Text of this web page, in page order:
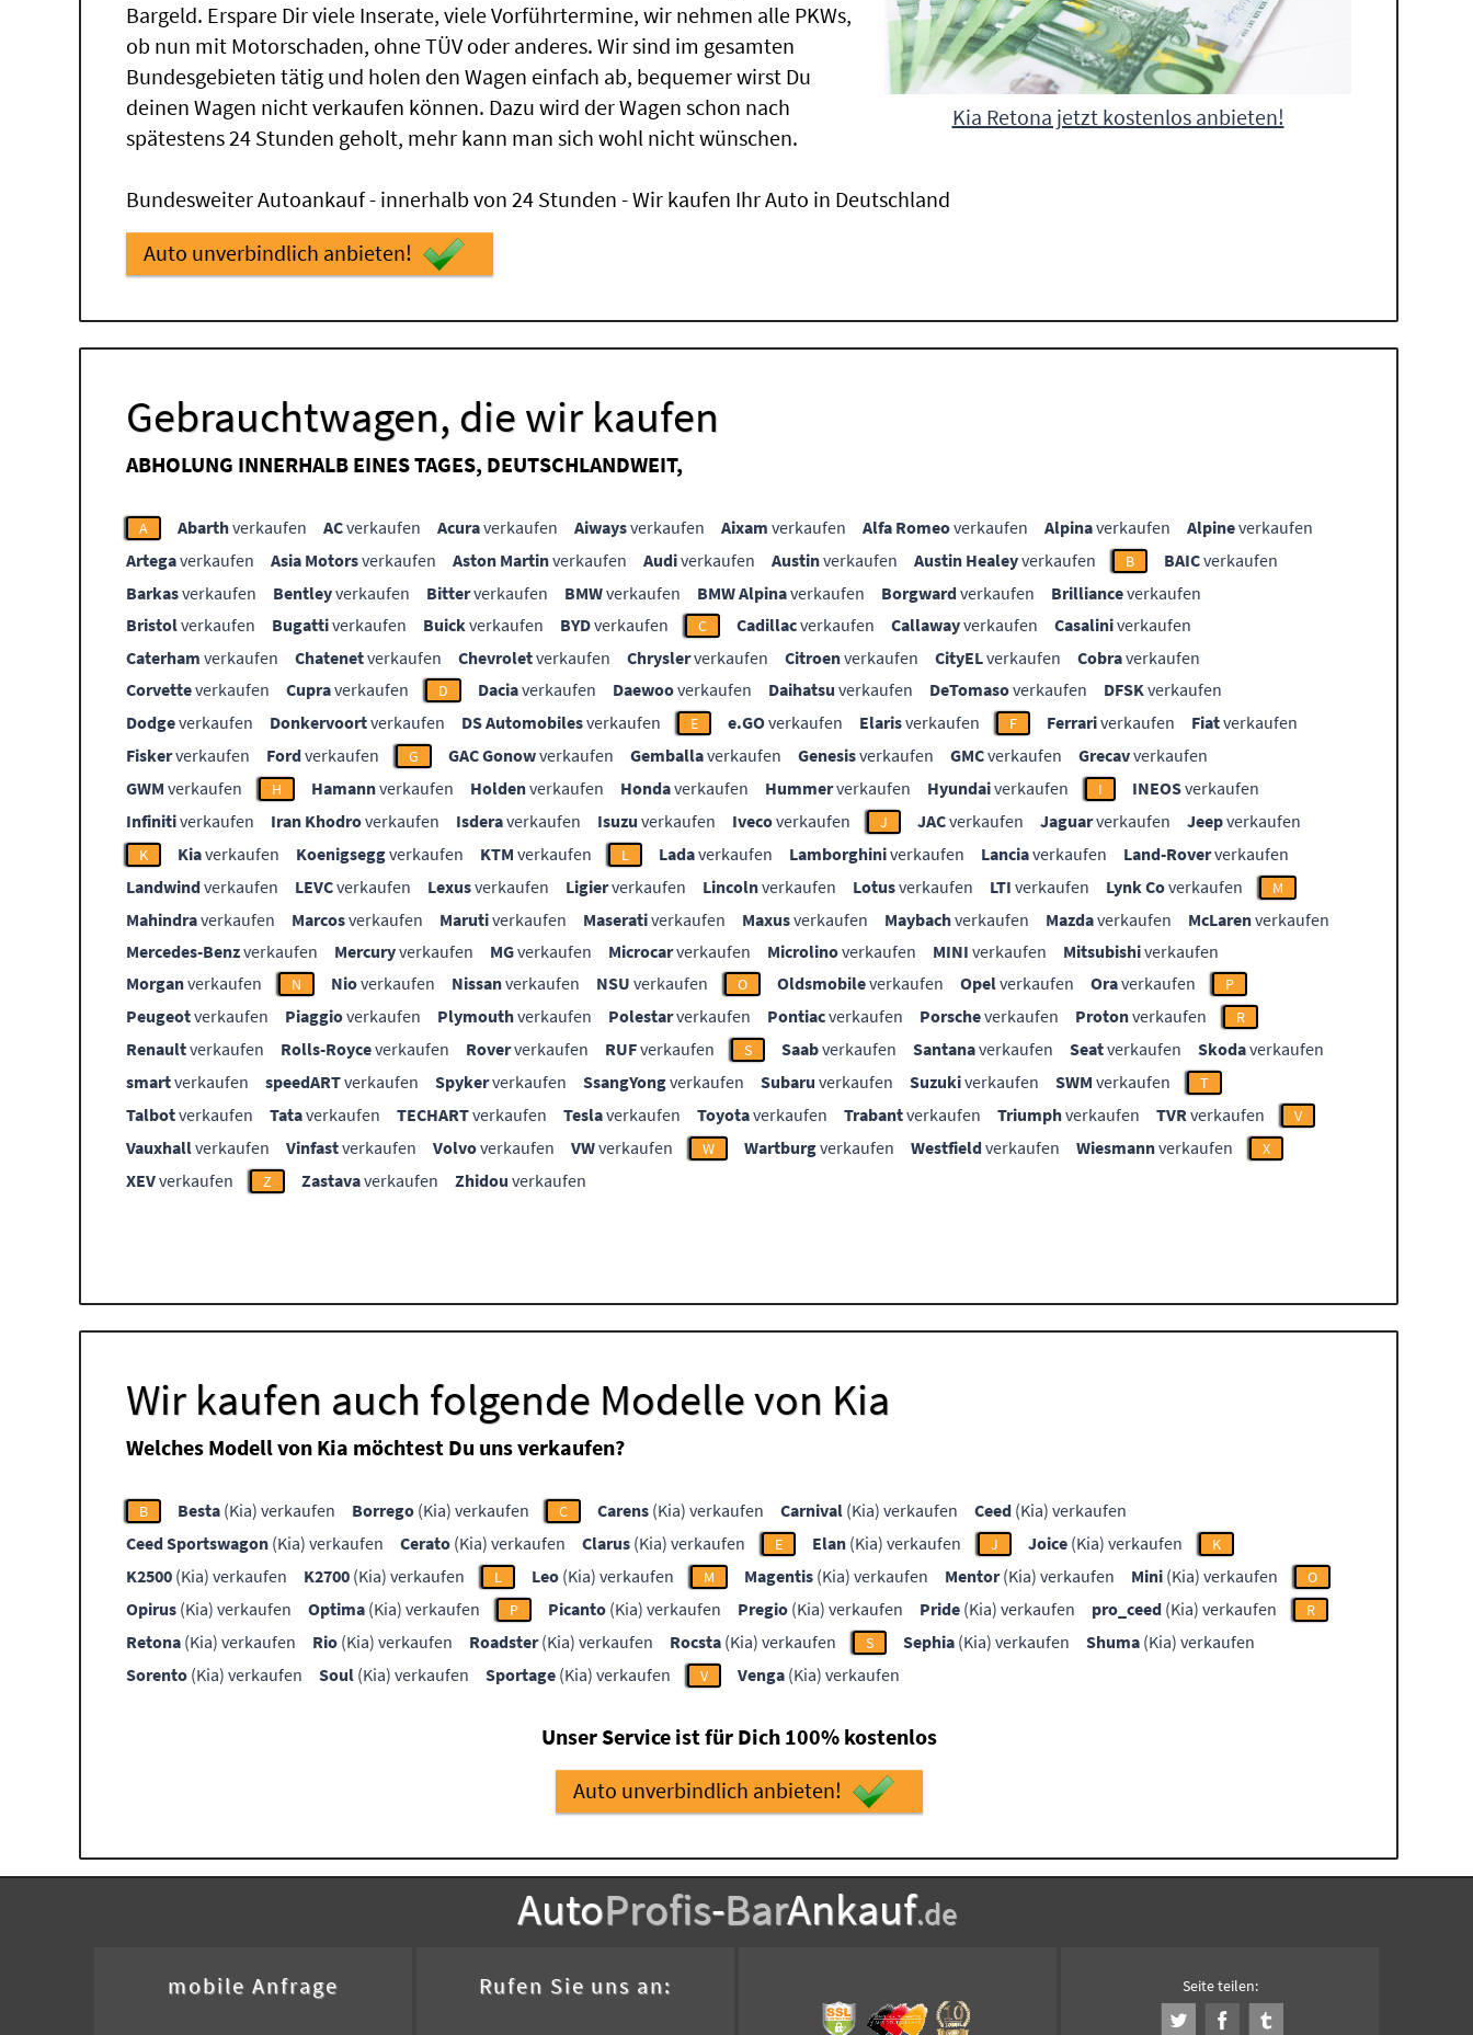
Kia Retona jetzt kostenlos anbieten!
Bargeld. Erspare Dir viele Inserate, viele Vorführtermine, wir nehmen alle PKWs,
ob nun mit Motorschaden, ohne TÜV oder anderes. Wir sind im gesamten
Bundesgebieten tätig und holen den Wagen einfach ab, bequemer wirst Du
deinen Wagen nicht verkaufen können. Dazu wird der Wagen schon nach
spätestens 24 Stunden geholt, mehr kann man sich wohl nicht wünschen.
Bundesweiter Autoankauf - innerhalb von 24 Stunden - Wir kaufen Ihr Auto in Deutschland
Auto unverbindlich anbieten!
Gebrauchtwagen, die wir kaufen
ABHOLUNG INNERHALB EINES TAGES, DEUTSCHLANDWEIT,
A Abarthverkaufen ACverkaufen Acuraverkaufen Aiwaysverkaufen Aixam verkaufen Alfa Romeoverkaufen Alpinaverkaufen Alpineverkaufen
Artegaverkaufen Asia Motorsverkaufen Aston Martinverkaufen Audiverkaufen Austinverkaufen Austin Healeyverkaufen B BAICverkaufen
Barkasverkaufen Bentleyverkaufen Bitterverkaufen BMWverkaufen BMW Alpinaverkaufen Borgwardverkaufen Brillianceverkaufen
Bristolverkaufen Bugattiverkaufen Buickverkaufen BYDverkaufen C Cadillacverkaufen Callawayverkaufen Casaliniverkaufen
Caterham verkaufen Chatenetverkaufen Chevroletverkaufen Chryslerverkaufen Citroenverkaufen CityELverkaufen Cobraverkaufen
Corvetteverkaufen Cupraverkaufen D Daciaverkaufen Daewooverkaufen Daihatsu verkaufen DeTomasoverkaufen DFSKverkaufen
Dodgeverkaufen Donkervoortverkaufen DS Automobilesverkaufen E e.GOverkaufen Elarisverkaufen F Ferrariverkaufen Fiatverkaufen
Fiskerverkaufen Fordverkaufen G GAC Gonowverkaufen Gemballaverkaufen Genesisverkaufen GMCverkaufen Grecavverkaufen
GWM verkaufen H Hamannverkaufen Holdenverkaufen Hondaverkaufen Hummerverkaufen Hyundaiverkaufen I INEOSverkaufen
Infinitiverkaufen Iran Khodroverkaufen Isderaverkaufen Isuzu verkaufen Ivecoverkaufen J JACverkaufen Jaguarverkaufen Jeepverkaufen
K Kiaverkaufen Koenigseggverkaufen KTM verkaufen L Ladaverkaufen Lamborghiniverkaufen Lanciaverkaufen Land-Roververkaufen
Landwindverkaufen LEVCverkaufen Lexusverkaufen Ligierverkaufen Lincolnverkaufen Lotusverkaufen LTI verkaufen Lynk Coverkaufen M
Mahindraverkaufen Marcosverkaufen Marutiverkaufen Maserativerkaufen Maxusverkaufen Maybachverkaufen Mazdaverkaufen McLarenverkaufen
Mercedes-Benzverkaufen Mercuryverkaufen MGverkaufen Microcarverkaufen Microlinoverkaufen MINI verkaufen Mitsubishiverkaufen
Morganverkaufen N Nioverkaufen Nissanverkaufen NSU verkaufen O Oldsmobileverkaufen Opelverkaufen Oraverkaufen P
Peugeotverkaufen Piaggioverkaufen Plymouthverkaufen Polestarverkaufen Pontiacverkaufen Porscheverkaufen Protonverkaufen R
Renaultverkaufen Rolls-Royceverkaufen Roververkaufen RUFverkaufen S Saabverkaufen Santanaverkaufen Seatverkaufen Skodaverkaufen
smartverkaufen speedARTverkaufen Spykerverkaufen SsangYongverkaufen Subaru verkaufen Suzukiverkaufen SWM verkaufen T
Talbotverkaufen Tataverkaufen TECHARTverkaufen Teslaverkaufen Toyotaverkaufen Trabantverkaufen Triumphverkaufen TVRverkaufen V
Vauxhallverkaufen Vinfastverkaufen Volvoverkaufen VWverkaufen W Wartburgverkaufen Westfieldverkaufen Wiesmannverkaufen X
XEVverkaufen Z Zastavaverkaufen Zhidou verkaufen
Wir kaufen auch folgende Modelle von Kia
Welches Modell von Kia möchtest Du uns verkaufen?
B Besta (Kia) verkaufen Borrego (Kia) verkaufen C Carens (Kia) verkaufen Carnival (Kia) verkaufen Ceed (Kia) verkaufen
Ceed Sportswagon (Kia) verkaufen Cerato (Kia) verkaufen Clarus (Kia) verkaufen E Elan (Kia) verkaufen J Joice (Kia) verkaufen K
K2500 (Kia) verkaufen K2700 (Kia) verkaufen L Leo (Kia) verkaufen M Magentis (Kia) verkaufen Mentor(Kia) verkaufen Mini (Kia) verkaufen O
Opirus (Kia) verkaufen Optima (Kia) verkaufen P Picanto (Kia) verkaufen Pregio (Kia) verkaufen Pride (Kia) verkaufen pro_ceed (Kia) verkaufen R
Retona (Kia) verkaufen Rio (Kia) verkaufen Roadster(Kia) verkaufen Rocsta (Kia) verkaufen S Sephia (Kia) verkaufen Shuma (Kia) verkaufen
Sorento (Kia) verkaufen Soul (Kia) verkaufen Sportage (Kia) verkaufen V Venga (Kia) verkaufen
Unser Service ist für Dich 100% kostenlos
Auto unverbindlich anbieten!
AutoProfis-BarAnkauf.de
mobile Anfrage Rufen Sie uns an: Seite teilen: